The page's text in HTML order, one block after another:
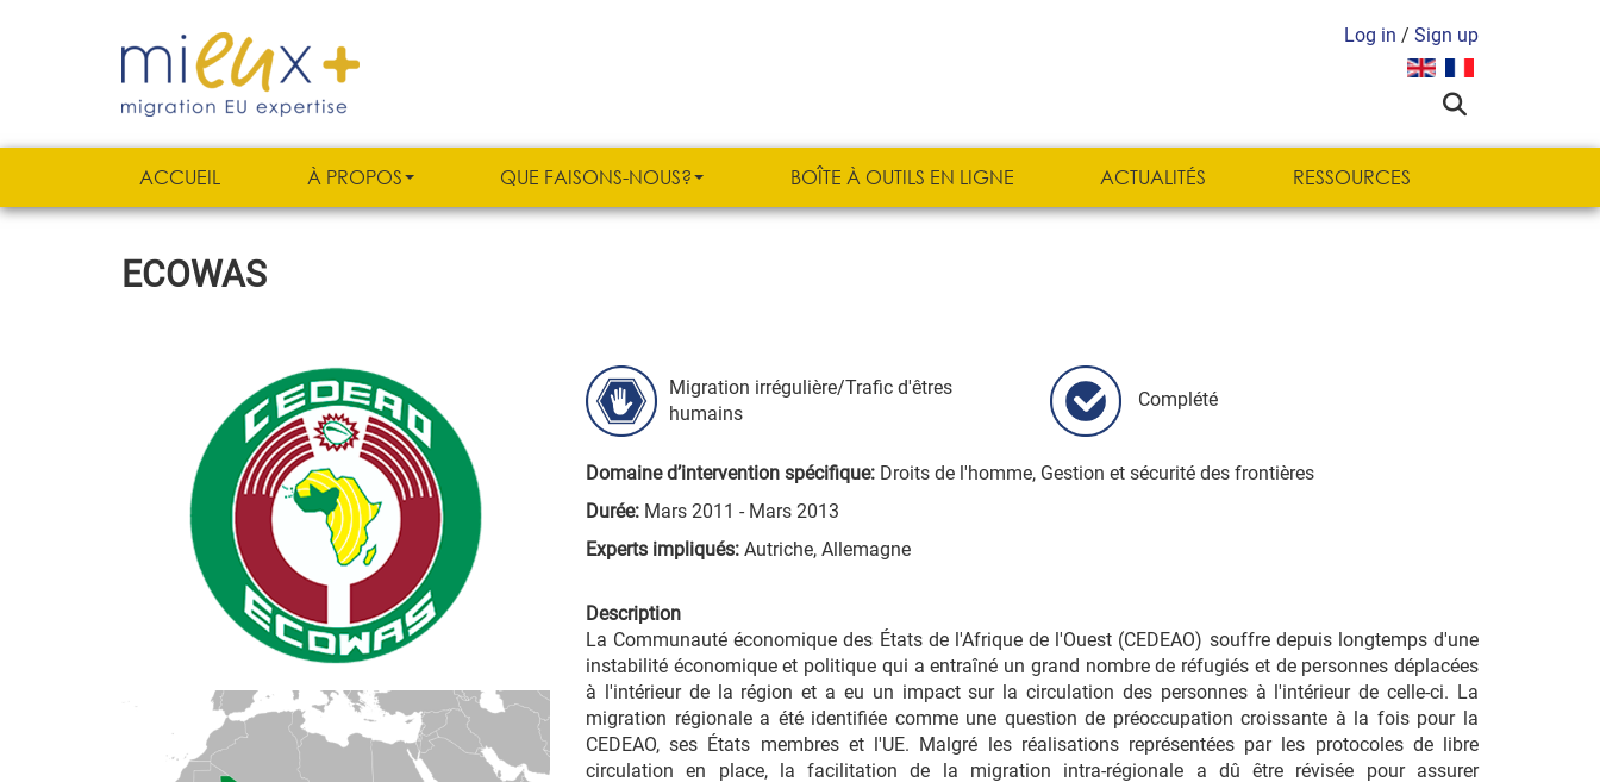
Log in / Sign up
Sélectionnez votre langue
ACCUEIL À PROPOS QUE FAISONS-NOUS? BOÎTE À OUTILS EN LIGNE ACTUALITÉS RESSOURCES
ECOWAS
Migration irrégulière/Trafic d'êtres
humains
Complété
Domaine d’intervention spécifique: Droits de l'homme, Gestion et sécurité des frontières
Durée: Mars 2011 - Mars 2013
Experts impliqués: Autriche, Allemagne
Description
La Communauté économique des États de l'Afrique de l'Ouest (CEDEAO) souffre depuis longtemps d'une
instabilité économique et politique qui a entraîné un grand nombre de réfugiés et de personnes déplacées
à l'intérieur de la région et a eu un impact sur la circulation des personnes à l'intérieur de celle-ci. La
migration régionale a été identifiée comme une question de préoccupation croissante à la fois pour la
CEDEAO, ses États membres et l'UE. Malgré les réalisations représentées par les protocoles de libre
circulation en place, la facilitation de la migration intra-régionale a dû être révisée pour assurer